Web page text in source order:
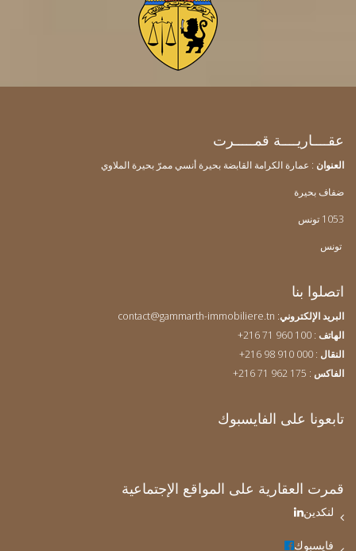
عقــــاريــــة قمـــــرت
العنوان : عمارة الكرامة القابضة بحيرة أنسي ممرّ بحيرة الملاوي
ضفاف بحيرة
1053 تونس
تونس
اتصلوا بنا
البريد الإلكتروني:
contact@gammarth-immobiliere.tn
الهاتف : 960
100 71 216+
النقال : 000 910 98 216+
الفاكس : 175 962 71 216+
تابعونا على الفايسبوك
قمرت العقارية على المواقع الإجتماعية
لنكدين
فايسبوك